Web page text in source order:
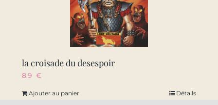
la croisade du desespoir
8.9 €
Ajouter au panier Détails